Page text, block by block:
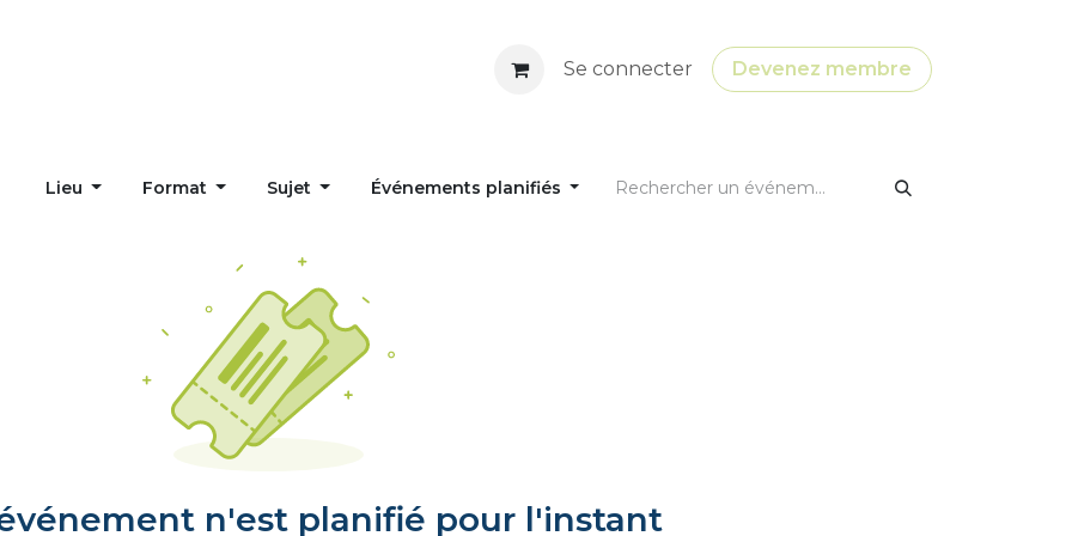
Se connecter Devenez membre
Lieu Format Sujet Événements planifiés
n'est planifié pour l'instant